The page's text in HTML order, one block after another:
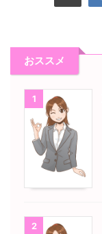
おススメ
1
2